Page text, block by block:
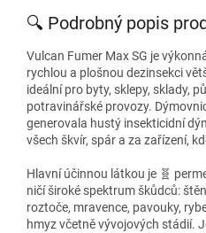
🔍 Podrobný popis
Vulcan Fumer Max SG je
rychlou a plošnou dezinsekci
ideální pro byty, sklepy, sklady,
potravinářské provozy.
generovala hustý insekticidní
všech škvír, spár a za zařízení,
Hlavní účinnou látkou je 🧬
ničí široké spektrum škůdců:
roztoče, mravence, pavouky,
hmyz včetně vývojových stádií.